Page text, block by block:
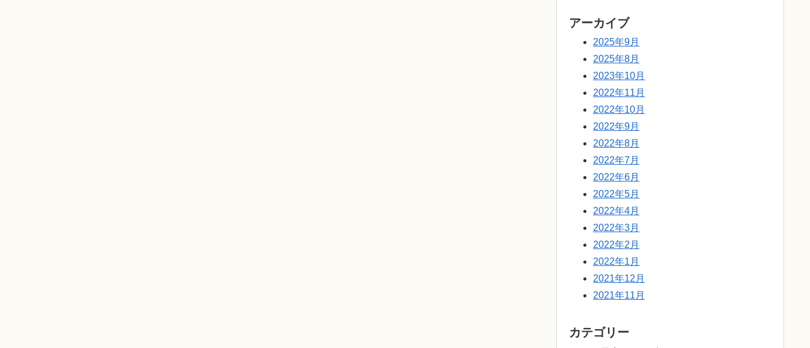
アーカイブ
2025年9月
2025年8月
2023年10月
2022年11月
2022年10月
2022年9月
2022年8月
2022年7月
2022年6月
2022年5月
2022年4月
2022年3月
2022年2月
2022年1月
2021年12月
2021年11月
カテゴリー